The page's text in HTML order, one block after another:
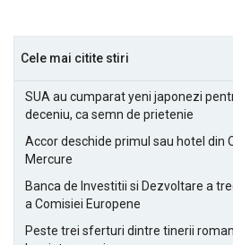
Cele mai citite stiri
SUA au cumparat yeni japonezi
deceniu, ca semn de prietenie
Accor deschide primul sau hotel din
Mercure
Banca de Investitii si Dezvoltare a
a Comisiei Europene
Peste trei sferturi dintre tinerii